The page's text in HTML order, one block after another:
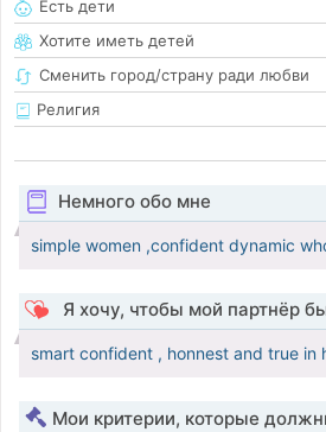
Есть дети
Хотите иметь детей
Сменить город/страну ради любви
Религия
Немного обо мне
simple women ,confident dynamic
Я хочу, чтобы мой партнёр
smart confident , honnest and true in
Мои критерии, которые